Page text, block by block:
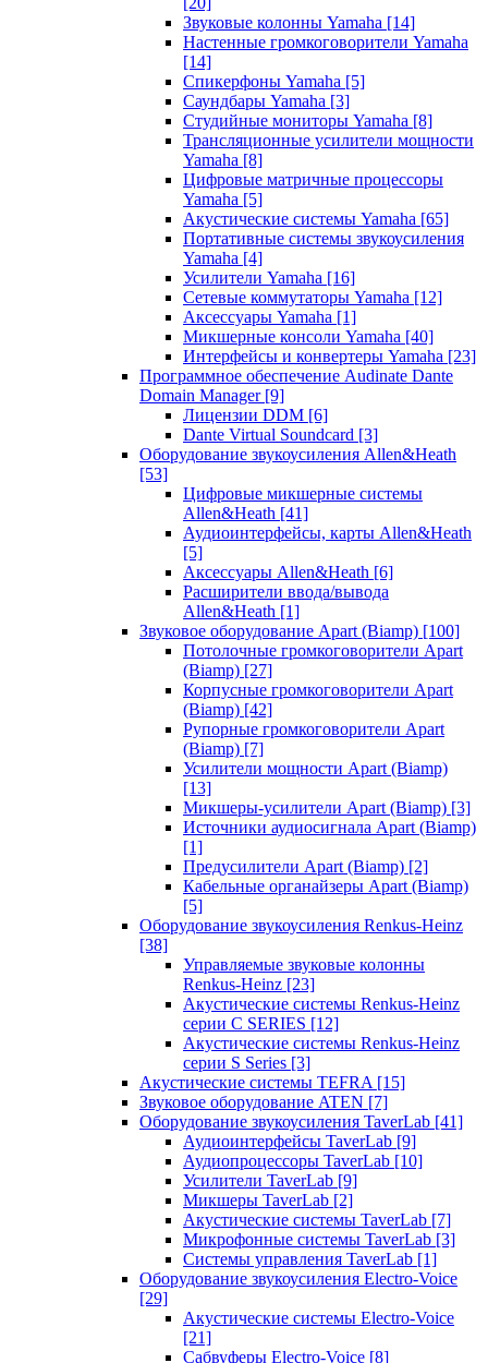
Звуковые колонны Yamaha [14]
Настенные громкоговорители Yamaha
[14]
Спикерфоны Yamaha [5]
Саундбары Yamaha [3]
Студийные мониторы Yamaha [8]
Трансляционные усилители мощности
Yamaha [8]
Цифровые матричные процессоры
Yamaha [5]
Акустические системы Yamaha [65]
Портативные системы звукоусиления
Yamaha [4]
Усилители Yamaha [16]
Сетевые коммутаторы Yamaha [12]
Аксессуары Yamaha [1]
Микшерные консоли Yamaha [40]
Интерфейсы и конвертеры Yamaha [23]
Программное обеспечение Audinate Dante
Domain Manager [9]
Лицензии DDM [6]
Dante Virtual Soundcard [3]
Оборудование звукоусиления Allen&Heath
[53]
Цифровые микшерные системы
Allen&Heath [41]
Аудиоинтерфейсы, карты Allen&Heath
[5]
Аксессуары Allen&Heath [6]
Расширители ввода/вывода
Allen&Heath [1]
Звуковое оборудование Apart (Biamp) [100]
Потолочные громкоговорители Apart
(Biamp) [27]
Корпусные громкоговорители Apart
(Biamp) [42]
Рупорные громкоговорители Apart
(Biamp) [7]
Усилители мощности Apart (Biamp)
[13]
Микшеры-усилители Apart (Biamp) [3]
Источники аудиосигнала Apart (Biamp)
[1]
Предусилители Apart (Biamp) [2]
Кабельные органайзеры Apart (Biamp)
[5]
Оборудование звукоусиления Renkus-Heinz
[38]
Управляемые звуковые колонны
Renkus-Heinz [23]
Акустические системы Renkus-Heinz
серии C SERIES [12]
Акустические системы Renkus-Heinz
серии S Series [3]
Акустические системы TEFRA [15]
Звуковое оборудование ATEN [7]
Оборудование звукоусиления TaverLab [41]
Аудиоинтерфейсы TaverLab [9]
Аудиопроцессоры TaverLab [10]
Усилители TaverLab [9]
Микшеры TaverLab [2]
Акустические системы TaverLab [7]
Микрофонные системы TaverLab [3]
Системы управления TaverLab [1]
Оборудование звукоусиления Electro-Voice
[29]
Акустические системы Electro-Voice
[21]
Сабвуферы Electro-Voice [8]